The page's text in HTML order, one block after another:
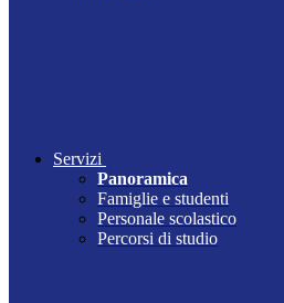
Servizi
Panoramica
Famiglie e studenti
Personale scolastico
Percorsi di studio